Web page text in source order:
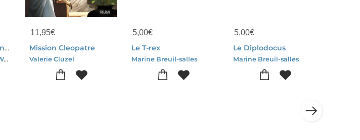
Histoire Des Religions ; Les Croyances A Travers Le Monde
Patricia Crete-Bruno Wennagel
11,95€
Mission Cleopatre
Valerie Cluzel
5,00€
Le T-rex
Marine Breuil-salles
5,00€
Le Diplodocus
Marine Breuil-salles